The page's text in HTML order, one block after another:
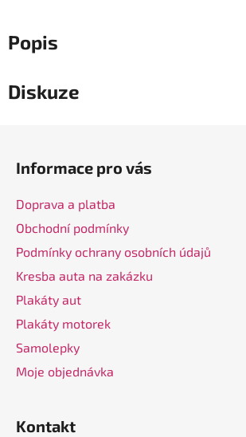
Popis
Diskuze
Informace pro vás
Doprava a platba
Obchodní podmínky
Podmínky ochrany osobních údajů
Kresba auta na zakázku
Plakáty aut
Plakáty motorek
Samolepky
Moje objednávka
Kontakt